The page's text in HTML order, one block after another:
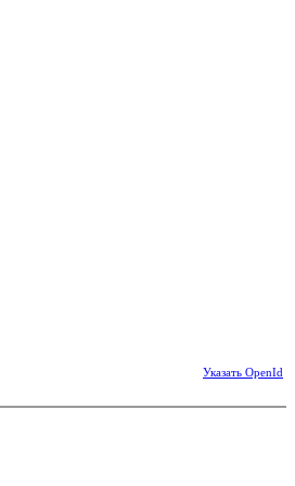
Указать OpenId